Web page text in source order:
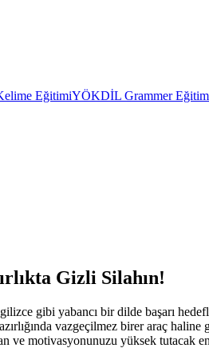
EğitimiYÖKDİL Grammer
Gizli Silahın!
gibi yabancı bir dilde başarı
vazgeçilmez birer araç
ve motivasyonunuzu yüksek tutacak